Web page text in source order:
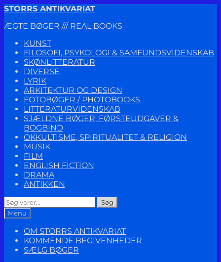
Spring
navigation
Spring
indhold
STORRS ANTIKVARIAT
ÆGTE BØGER /// REAL BOOKS
KUNST
FILOSOFI, PSYKOLOGI & SAMFUNDSVIDENSKAB
SKØNLITTERATUR
DIVERSE
LYRIK
ARKITEKTUR OG DESIGN
FOTOBØGER / PHOTOBOOKS
LITTERATURVIDENSKAB
SJÆLDNE BØGER, FØRSTEUDGAVER &
BOGBIND
OKKULTISME, SPIRITUALITET & RELIGION
MUSIK
FILM
ENGLISH FICTION
DRAMA
ANTIKKEN
Søg
efter:
Søg
Menu
OM STORRS ANTIKVARIAT
KOMMENDE BEGIVENHEDER
SÆLG BØGER